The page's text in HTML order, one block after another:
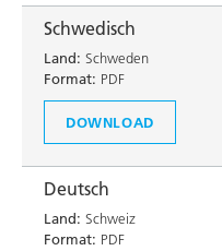
Schwedisch
Land: Schweden
Format: PDF
DOWNLOAD
Deutsch
Land: Schweiz
Format: PDF